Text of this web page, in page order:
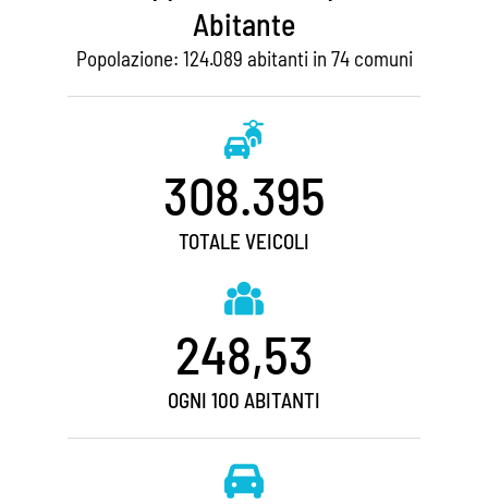
Abitante
Popolazione: 124.089 abitanti in 74 comuni
308.395
TOTALE VEICOLI
248,53
OGNI 100 ABITANTI